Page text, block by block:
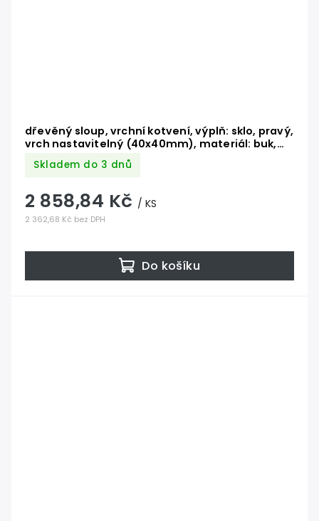
dřevěný sloup, vrchní kotvení, výplň: sklo, pravý,
vrch nastavitelný (40x40mm), materiál: buk,
broušený povrch s nátěrem BORI (bezbarvý)
Skladem do 3 dnů
2 362,68 Kč bez DPH
2 858,84 Kč / KS
Do košíku